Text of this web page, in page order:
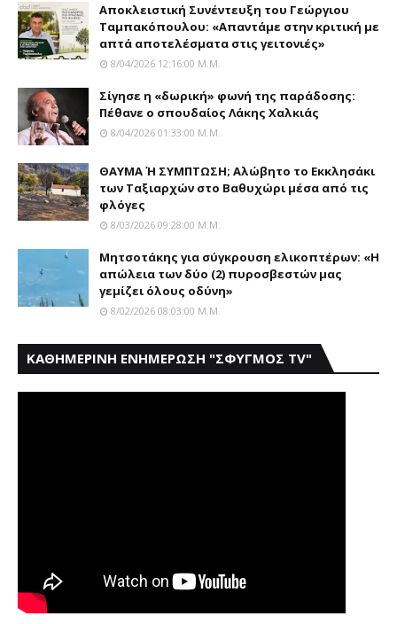
Αποκλειστική Συνέντευξη του Γεώργιου
Ταμπακόπουλου: «Απαντάμε στην κριτική με
απτά αποτελέσματα στις γειτονιές»
8/04/2026 12:16:00 Μ.μ.
Σίγησε η «δωρική» φωνή της παράδοσης:
Πέθανε o σπουδαίος Λάκης Xαλκιάς
8/04/2026 01:33:00 Μ.μ.
ΘΑΥΜΑ Ή ΣΥΜΠΤΩΣΗ; Aλώβητο το Eκκλησάκι
των Tαξιαρχών στο Bαθυχώρι μέσα από τις
φλόγες
8/03/2026 09:28:00 Μ.μ.
Μητσοτάκης για σύγκρουση ελικοπτέρων: «Η
απώλεια των δύο (2) πυροσβεστών μας
γεμίζει όλους οδύνη»
8/02/2026 08:03:00 Μ.μ.
ΚΑΘΗΜΕΡΙΝΗ ΕΝΗΜΕΡΩΣΗ "ΣΦΥΓΜΟΣ TV"